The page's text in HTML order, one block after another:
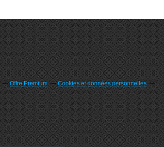
Offre Premium
Cookies et données personnelles